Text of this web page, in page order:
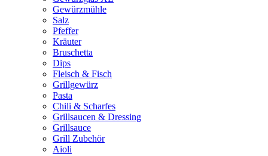
Gewürzmühle
Salz
Pfeffer
Kräuter
Bruschetta
Dips
Fleisch & Fisch
Grillgewürz
Pasta
Chili & Scharfes
Grillsaucen & Dressing
Grillsauce
Grill Zubehör
Aioli